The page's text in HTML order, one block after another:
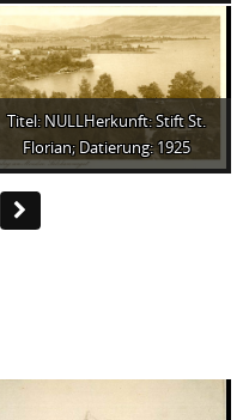
Titel: NULLHerkunft: Stift St.
Florian; Datierung: 1925